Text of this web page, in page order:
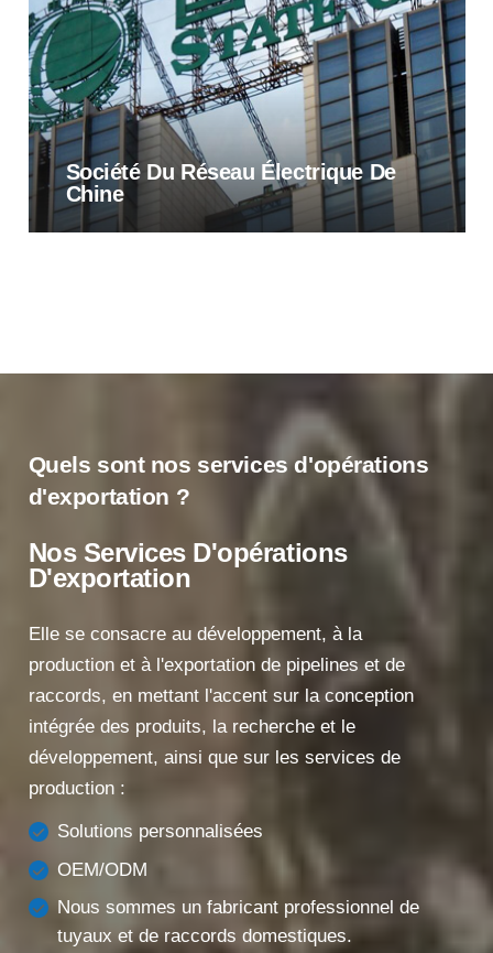
Société Du Réseau Électrique De
Chine
Quels sont nos services d'opérations
d'exportation ?
Nos Services D'opérations
D'exportation
Elle se consacre au développement, à la
production et à l'exportation de pipelines et de
raccords, en mettant l'accent sur la conception
intégrée des produits, la recherche et le
développement, ainsi que sur les services de
production :
Solutions personnalisées
OEM/ODM
Nous sommes un fabricant professionnel de
tuyaux et de raccords domestiques.